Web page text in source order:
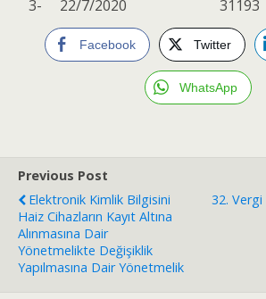
3- 22/7/2020 31193
Facebook Twitter
WhatsApp
Previous Post
Elektronik Kimlik Bilgisini
Haiz Cihazların Kayıt Altına
Alınmasına Dair
Yönetmelikte Değişiklik
Yapılmasına Dair Yönetmelik
32. Vergi